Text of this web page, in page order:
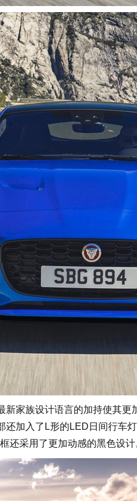
家族设计语言的加持使其更
加入了L形的LED日间行车
还采用了更加动感的黑色设计